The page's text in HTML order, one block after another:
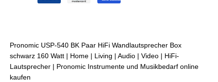
160
Watt
Menge
Pronomic USP-540 BK Paar HiFi Wandlautsprecher Box
schwarz 160 Watt | Home | Living | Audio | Video | HiFi-
Lautsprecher | Pronomic Instrumente und Musikbedarf online
kaufen